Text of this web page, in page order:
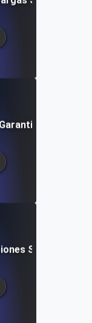
un
SaaS: